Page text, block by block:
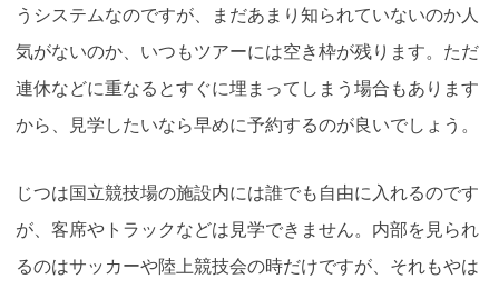
うシステムなのですが、まだあまり知られていないのか人
気がないのか、いつもツアーには空き枠が残ります。ただ
連休などに重なるとすぐに埋まってしまう場合もあります
から、見学したいなら早めに予約するのが良いでしょう。
じつは国立競技場の施設内には誰でも自由に入れるのです
が、客席やトラックなどは見学できません。内部を見られ
るのはサッカーや陸上競技会の時だけですが、それもやは